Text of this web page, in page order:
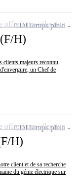
H)
clients majeurs reconnu
un Chef de
CDITemps plein
offre à ma sélection
H)
client et de sa recherche
du génie électrique sur
CDITemps plein
offre à ma sélection